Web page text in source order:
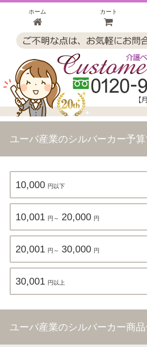
ホーム カート
ユーバ産業のシルバーカー予
10,000 円以下
10,001 円～ 20,000 円
20,001 円～ 30,000 円
30,001 円以上
ユーバ産業のシルバーカー商